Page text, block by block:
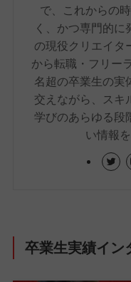
で、これからの
く、かつ専門的に
の現役クリエイタ
から転職・フリー
名超の卒業生の実
交えながら、スキ
学びのあらゆる段
い情報
卒業生実績イン